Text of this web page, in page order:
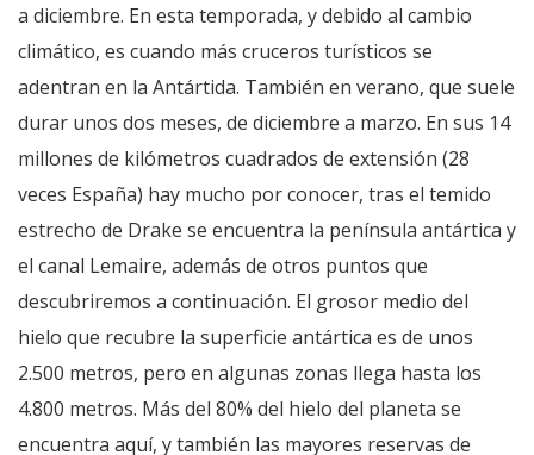
a diciembre. En esta temporada, y debido al cambio
climático, es cuando más cruceros turísticos se
adentran en la Antártida. También en verano, que suele
durar unos dos meses, de diciembre a marzo. En sus 14
millones de kilómetros cuadrados de extensión (28
veces España) hay mucho por conocer, tras el temido
estrecho de Drake se encuentra la península antártica y
el canal Lemaire, además de otros puntos que
descubriremos a continuación. El grosor medio del
hielo que recubre la superficie antártica es de unos
2.500 metros, pero en algunas zonas llega hasta los
4.800 metros. Más del 80% del hielo del planeta se
encuentra aquí, y también las mayores reservas de